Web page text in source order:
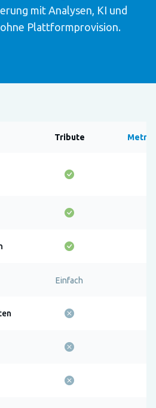
mit Analysen, KI und
Plattformprovision.
Tribute
Einfach